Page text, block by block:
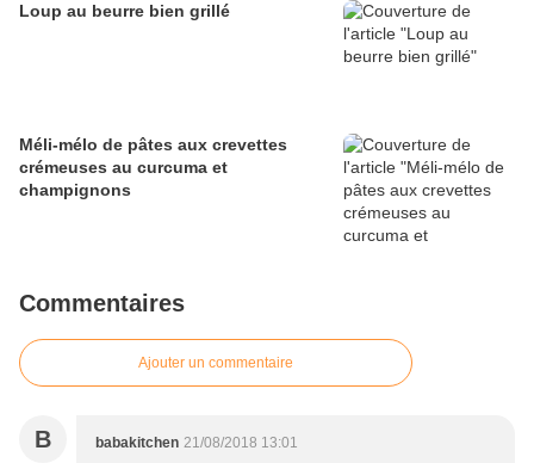
Loup au beurre bien grillé
Méli-mélo de pâtes aux crevettes
crémeuses au curcuma et
champignons
Commentaires
Ajouter un commentaire
B babakitchen 21/08/2018 13:01